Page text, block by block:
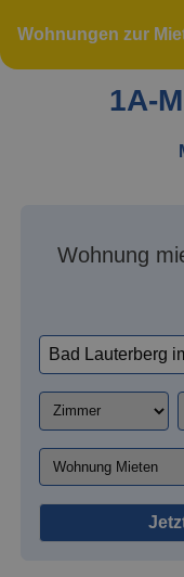
Wohnungen zur
1A-
Wohnung